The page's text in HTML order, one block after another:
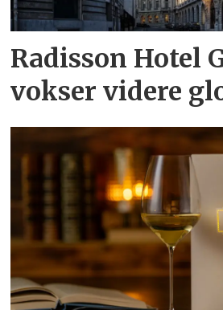
Radisson Hotel
vokser videre